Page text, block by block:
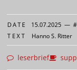
DATE 15.07.2025 —
TEXT Hanno S. Ritter
leserbrief